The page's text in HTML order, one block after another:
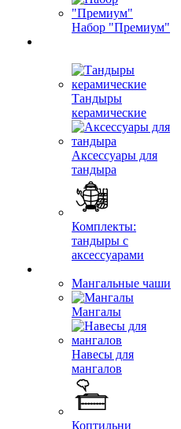
Набор "Премиум"
Тандыры
керамические
Аксессуары для
тандыра
Комплекты:
тандыры с
аксессуарами
Мангальные чаши
Мангалы
Навесы для
мангалов
Коптильни